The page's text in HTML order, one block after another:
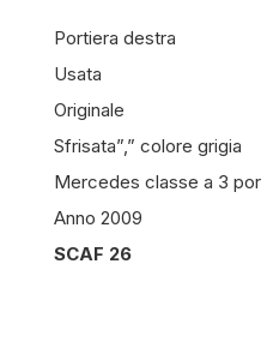
Portiera destra
Usata
Originale
Sfrisata”,” colore grigia
Mercedes classe a 3
Anno 2009
SCAF 26